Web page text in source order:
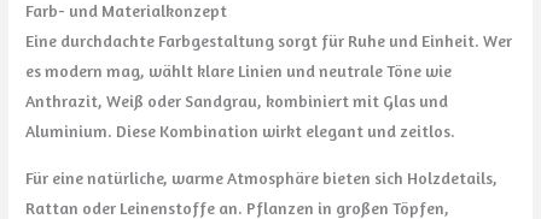
Farb- und Materialkonzept
Eine durchdachte Farbgestaltung sorgt für Ruhe und Einheit. Wer
es modern mag, wählt klare Linien und neutrale Töne wie
Anthrazit, Weiß oder Sandgrau, kombiniert mit Glas und
Aluminium. Diese Kombination wirkt elegant und zeitlos.
Für eine natürliche, warme Atmosphäre bieten sich Holzdetails,
Rattan oder Leinenstoffe an. Pflanzen in großen Töpfen,